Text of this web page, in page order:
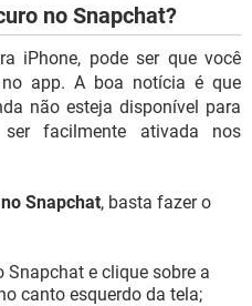
no Snapchat?
iPhone, pode ser que você
app. A boa notícia é que
não esteja disponível para
facilmente ativada nos
Snapchat, basta fazer o
e clique sobre a
canto esquerdo da tela;